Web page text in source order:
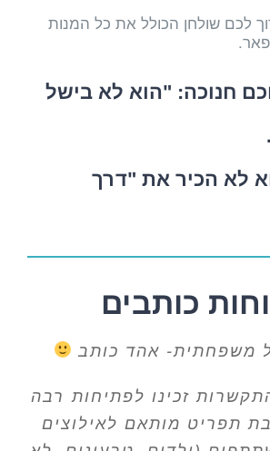
לכם שולחן הכולל את כל המנות
חנוכה: "הוא לא בישל
לא הכיר את "דרך
כותבים
משפחתית- אהד כותב
זכינו לפתיחות רבה
תפריט מותאם לאילוצים